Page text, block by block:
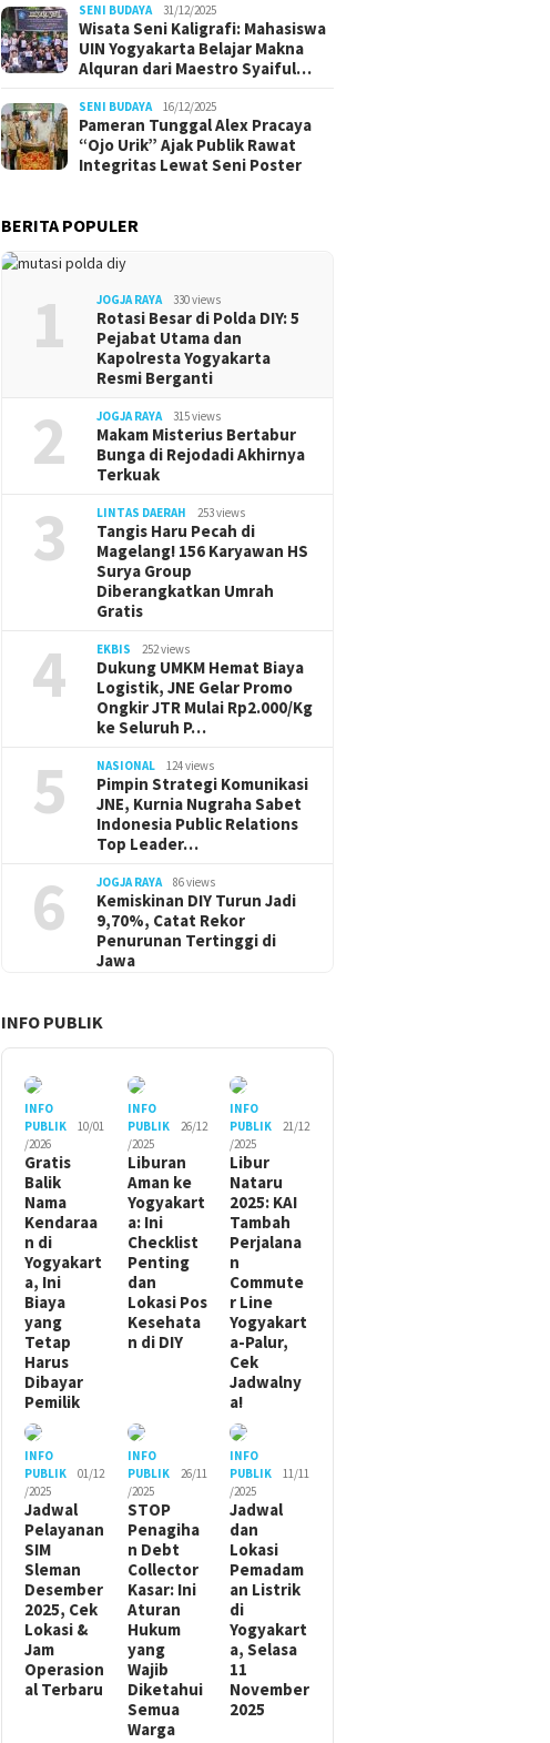
SENI BUDAYA 31/12/2025
Wisata Seni Kaligrafi: Mahasiswa
UIN Yogyakarta Belajar Makna
Alquran dari Maestro Syaiful…
SENI BUDAYA 16/12/2025
Pameran Tunggal Alex Pracaya
“Ojo Urik” Ajak Publik Rawat
Integritas Lewat Seni Poster
BERITA POPULER
1 JOGJA RAYA 330 views
Rotasi Besar di Polda DIY: 5
Pejabat Utama dan
Kapolresta Yogyakarta
Resmi Berganti
2 JOGJA RAYA 315 views
Makam Misterius Bertabur
Bunga di Rejodadi Akhirnya
Terkuak
3 LINTAS DAERAH 253 views
Tangis Haru Pecah di
Magelang! 156 Karyawan HS
Surya Group
Diberangkatkan Umrah
Gratis
4 EKBIS 252 views
Dukung UMKM Hemat Biaya
Logistik, JNE Gelar Promo
Ongkir JTR Mulai Rp2.000/Kg
ke Seluruh P…
5 NASIONAL 124 views
Pimpin Strategi Komunikasi
JNE, Kurnia Nugraha Sabet
Indonesia Public Relations
Top Leader…
6 JOGJA RAYA 86 views
Kemiskinan DIY Turun Jadi
9,70%, Catat Rekor
Penurunan Tertinggi di
Jawa
INFO PUBLIK
INFO
PUBLIK
10/01
/2026
Gratis
Balik
Nama
Kendaraa
n di
Yogyakart
a, Ini
Biaya
yang
Tetap
Harus
Dibayar
Pemilik
INFO
PUBLIK
26/12
/2025
Liburan
Aman ke
Yogyakart
a: Ini
Checklist
Penting
dan
Lokasi Pos
Kesehata
n di DIY
INFO
PUBLIK
21/12
/2025
Libur
Nataru
2025: KAI
Tambah
Perjalana
n
Commute
r Line
Yogyakart
a-Palur,
Cek
Jadwalny
a!
INFO
PUBLIK
01/12
/2025
Jadwal
Pelayanan
SIM
Sleman
Desember
2025, Cek
Lokasi &
Jam
Operasion
al Terbaru
INFO
PUBLIK
26/11
/2025
STOP
Penagiha
n Debt
Collector
Kasar: Ini
Aturan
Hukum
yang
Wajib
Diketahui
Semua
Warga
INFO
PUBLIK
11/11
/2025
Jadwal
dan
Lokasi
Pemadam
an Listrik
di
Yogyakart
a, Selasa
11
November
2025